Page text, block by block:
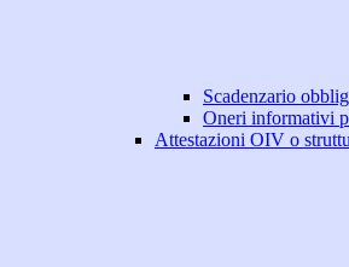
Scadenzario
Oneri informativi
Attestazioni OIV o